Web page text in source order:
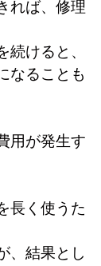
れば、修理
けると、
なることも
用が発生す
長く使うた
、結果とし